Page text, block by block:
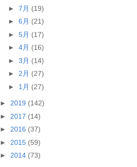
► 7月 (19)
► 6月 (21)
► 5月 (17)
► 4月 (16)
► 3月 (14)
► 2月 (27)
► 1月 (27)
► 2019 (142)
► 2017 (14)
► 2016 (37)
► 2015 (59)
► 2014 (73)